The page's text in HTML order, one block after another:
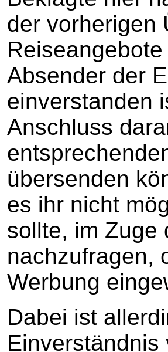
der vorherigen
Absender der
einverstanden
Anschluss
übersenden
es ihr nicht
sollte, im Zuge
nachzufragen,
Werbung
Dabei ist